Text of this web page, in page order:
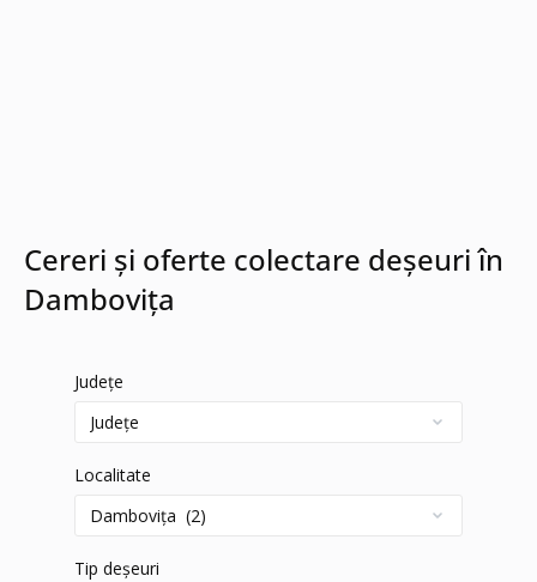
Cereri și oferte colectare deșeuri în
Dambovița
Județe
Localitate
Tip deșeuri